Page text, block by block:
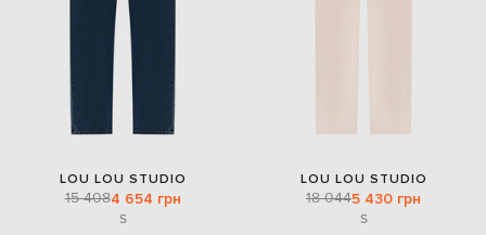
LOU LOU STUDIO
15 4084 654 грн
S
LOU LOU STUDIO
18 0445 430 грн
S